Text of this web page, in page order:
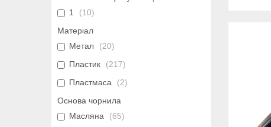
1
10
Матеріал
Метал
20
Пластик
217
Пластмаса
2
Основа чорнила
Масляна
65